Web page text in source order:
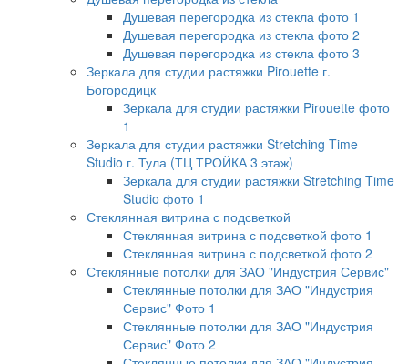
Душевая перегородка из стекла фото 1
Душевая перегородка из стекла фото 2
Душевая перегородка из стекла фото 3
Зеркала для студии растяжки Pirouette г.
Богородицк
Зеркала для студии растяжки Pirouette фото
1
Зеркала для студии растяжки Stretching Time
Studio г. Тула (ТЦ ТРОЙКА 3 этаж)
Зеркала для студии растяжки Stretching Time
Studio фото 1
Стеклянная витрина с подсветкой
Стеклянная витрина с подсветкой фото 1
Стеклянная витрина с подсветкой фото 2
Стеклянные потолки для ЗАО "Индустрия Сервис"
Стеклянные потолки для ЗАО "Индустрия
Сервис" Фото 1
Стеклянные потолки для ЗАО "Индустрия
Сервис" Фото 2